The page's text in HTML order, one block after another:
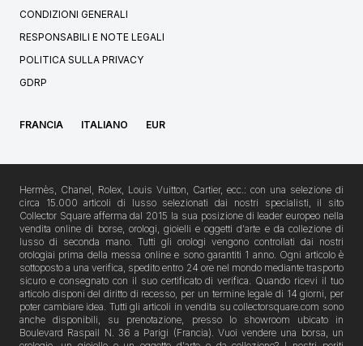
CONDIZIONI GENERALI
RESPONSABILI E NOTE LEGALI
POLITICA SULLA PRIVACY
GDRP
FRANCIA ITALIANO EUR
Hermès, Chanel, Rolex, Louis Vuitton, Cartier, ecc.: con una selezione di
circa 15.000 articoli di lusso selezionati dai nostri specialisti, il sito
Collector Square afferma dal 2015 la sua posizione di leader europeo nella
vendita online di borse, orologi, gioielli e oggetti d'arte e da collezione di
lusso di seconda mano. Tutti gli orologi vengono controllati dai nostri
orologiai prima della messa online e sono garantiti 1 anno. Ogni articolo è
sottoposto a una verifica, spedito entro 24 ore nel mondo mediante trasporto
sicuro e consegnato con il suo certificato di verifica. Quando ricevi il tuo
articolo disponi del diritto di recesso, per un termine legale di 14 giorni, per
poter cambiare idea. Tutti gli articoli in vendita su collectorsquare.com sono
anche disponibili, su prenotazione, presso lo showroom ubicato in
Boulevard Raspail N. 36 a Parigi (Francia). Vuoi vendere una borsa, un